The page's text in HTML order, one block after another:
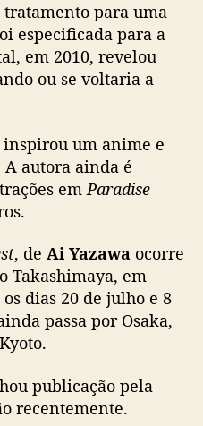
a
r
á
a
t
o
para uma
especificada para a
em 2010, revelou
ou se voltaria a
inspirou um anime e
autora ainda é
emParadise
, de Ai Yazawa ocorre
Takashimaya, em
dias 20 de julho e 8
passa por Osaka,
publicação pela
recentemente.